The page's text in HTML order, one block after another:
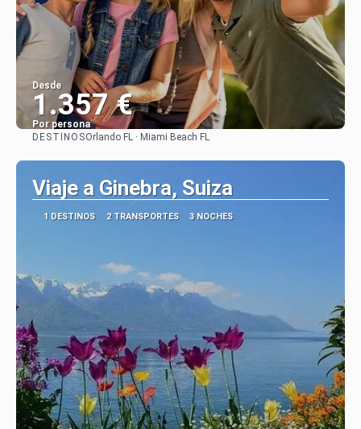
Desde
1.357 €
Por persona
DESTINOSOrlando FL · Miami Beach FL
Viaje a Ginebra, Suiza
1 DESTINOS 2 TRANSPORTES 3 NOCHES